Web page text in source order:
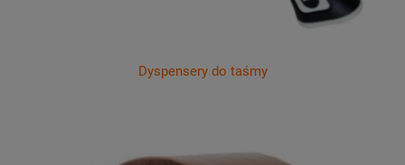
Dyspensery do taśmy